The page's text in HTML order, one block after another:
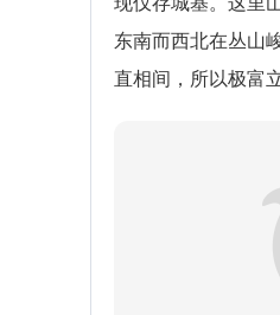
东南而西北在丛山
直相间，所以极富